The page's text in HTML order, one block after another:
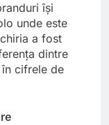
își
unde este
a fost
dintre
cifrele de